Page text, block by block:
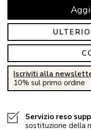
Iscriviti alla
10% sul primo ordine
Servizio reso
sostituzione della